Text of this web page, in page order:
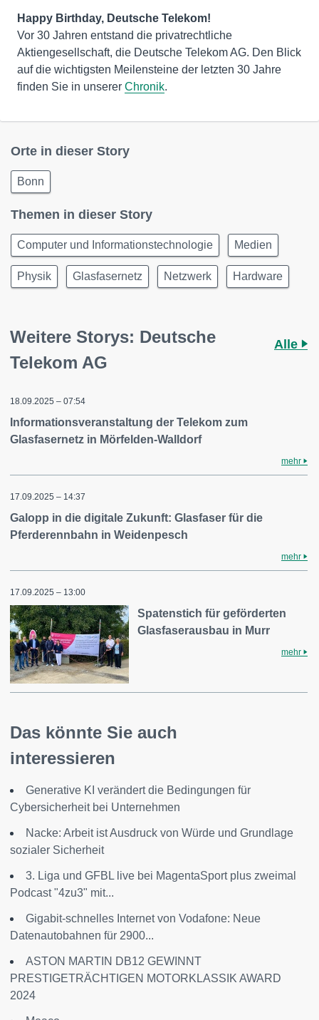
Vor 30 Jahren entstand die privatrechtliche
Aktiengesellschaft, die Deutsche Telekom AG. Den Blick
auf die wichtigsten Meilensteine der letzten 30 Jahre
finden Sie in unserer Chronik.
Orte in dieser Story
Bonn
Themen in dieser Story
Computer und Informationstechnologie Medien
Physik Glasfasernetz Netzwerk Hardware
Weitere Storys: Deutsche
Telekom AG
Alle
18.09.2025 – 07:54
Informationsveranstaltung der Telekom zum
Glasfasernetz in Mörfelden-Walldorf
mehr
17.09.2025 – 14:37
Galopp in die digitale Zukunft: Glasfaser für die
Pferderennbahn in Weidenpesch
mehr
17.09.2025 – 13:00
Spatenstich für geförderten
Glasfaserausbau in Murr
mehr
Das könnte Sie auch
interessieren
Generative KI verändert die Bedingungen für
Cybersicherheit bei Unternehmen
Nacke: Arbeit ist Ausdruck von Würde und Grundlage
sozialer Sicherheit
3. Liga und GFBL live bei MagentaSport plus zweimal
Podcast "4zu3" mit...
Gigabit-schnelles Internet von Vodafone: Neue
Datenautobahnen für 2900...
ASTON MARTIN DB12 GEWINNT
PRESTIGETRÄCHTIGEN MOTORKLASSIK AWARD
2024